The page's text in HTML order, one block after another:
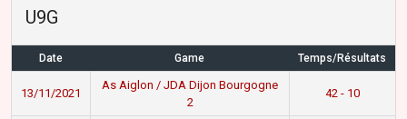
U9G
Date Game Temps/Résultats
13/11/2021
As Aiglon / JDA Dijon Bourgogne
2
42 - 10